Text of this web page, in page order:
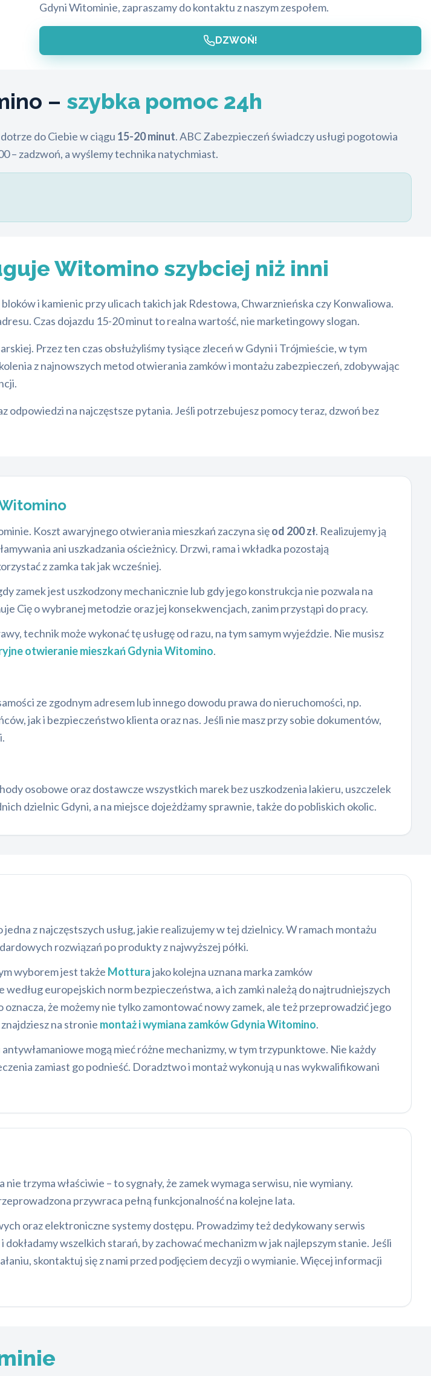
Gdyni Witominie, zapraszamy do kontaktu z naszym zespołem.
DZWOŃ!
– szybka pomoc 24h
do Ciebie w ciągu 15-20 minut. ABC Zabezpieczeń świadczy usługi pogotowia
– zadzwoń, a wyślemy technika natychmiast.
Witomino szybciej niż inni
i kamienic przy ulicach takich jak Rdestowa, Chwarznieńska czy Konwaliowa.
Czas dojazdu 15-20 minut to realna wartość, nie marketingowy slogan.
Przez ten czas obsłużyliśmy tysiące zleceń w Gdyni i Trójmieście, w tym
z najnowszych metod otwierania zamków i montażu zabezpieczeń, zdobywając
odpowiedzi na najczęstsze pytania. Jeśli potrzebujesz pomocy teraz, dzwoń bez
Koszt awaryjnego otwierania mieszkań zaczyna sięod 200 zł. Realizujemy ją
ani uszkadzania ościeżnicy. Drzwi, rama i wkładka pozostają
z zamka tak jak wcześniej.
zamek jest uszkodzony mechanicznie lub gdy jego konstrukcja nie pozwala na
Cię o wybranej metodzie oraz jej konsekwencjach, zanim przystąpi do pracy.
technik może wykonać tę usługę od razu, na tym samym wyjeździe. Nie musisz
otwieranie mieszkań Gdynia Witomino.
ze zgodnym adresem lub innego dowodu prawa do nieruchomości, np.
jak i bezpieczeństwo klienta oraz nas. Jeśli nie masz przy sobie dokumentów,
osobowe oraz dostawcze wszystkich marek bez uszkodzenia lakieru, uszczelek
dzielnic Gdyni, a na miejsce dojeżdżamy sprawnie, także do pobliskich okolic.
z najczęstszych usług, jakie realizujemy w tej dzielnicy. W ramach montażu
rozwiązań po produkty z najwyższej półki.
wyborem jest także Motturajako kolejna uznana marka zamków
europejskich norm bezpieczeństwa, a ich zamki należą do najtrudniejszych
że możemy nie tylko zamontować nowy zamek, ale też przeprowadzić jego
na stronie montaż i wymiana zamków Gdynia Witomino.
mogą mieć różne mechanizmy, w tym trzypunktowe. Nie każdy
zamiast go podnieść. Doradztwo i montaż wykonują u nas wykwalifikowani
trzyma właściwie – to sygnały, że zamek wymaga serwisu, nie wymiany.
przywraca pełną funkcjonalność na kolejne lata.
oraz elektroniczne systemy dostępu. Prowadzimy też dedykowany serwis
wszelkich starań, by zachować mechanizm w jak najlepszym stanie. Jeśli
skontaktuj się z nami przed podjęciem decyzji o wymianie. Więcej informacji